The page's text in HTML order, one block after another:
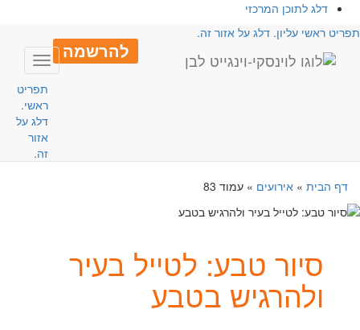
דלג לתוכן המרכזי
ראשי עליון. דלג על אזור זה.
להרשמה
Toggle
תפריט
ראשי.
דלג על
אזור
זה.
דף הבית» אירועים» עמוד 83
סיור טבע: לטייל בעיר
ולהרגיש בטבע